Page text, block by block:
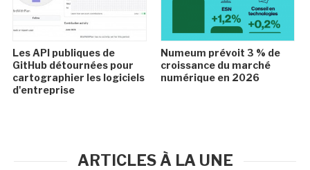
Les API publiques de
GitHub détournées pour
cartographier les logiciels
d'entreprise
Numeum prévoit 3 % de
croissance du marché
numérique en 2026
ARTICLES À LA UNE